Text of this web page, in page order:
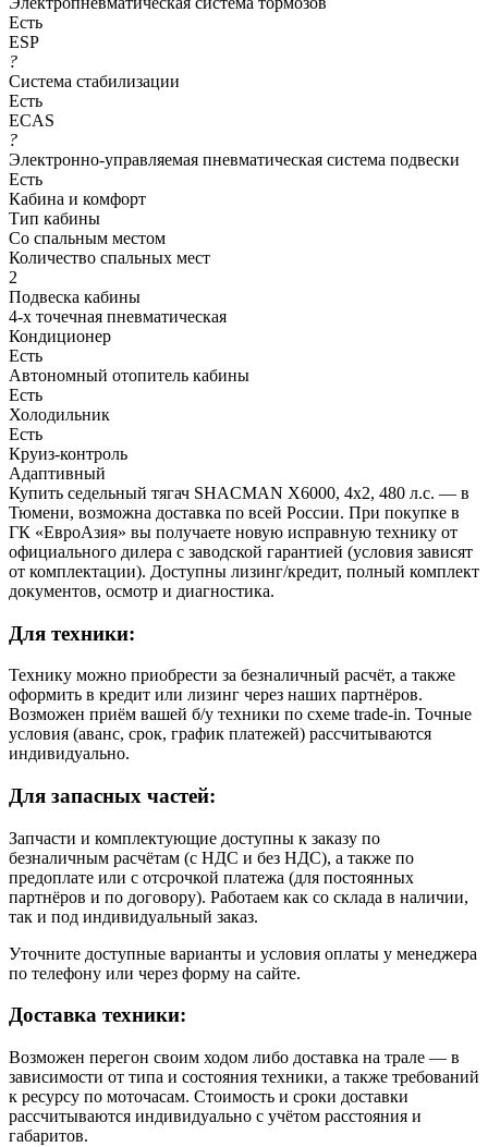
Есть
ESP
?
Система стабилизации
Есть
ECAS
?
Электронно-управляемая пневматическая система подвески
Есть
Кабина и комфорт
Тип кабины
Со спальным местом
Количество спальных мест
2
Подвеска кабины
4-х точечная пневматическая
Кондиционер
Есть
Автономный отопитель кабины
Есть
Холодильник
Есть
Круиз-контроль
Адаптивный
Купить седельный тягач SHACMAN X6000, 4x2, 480 л.с. — в
Тюмени, возможна доставка по всей России. При покупке в
ГК «ЕвроАзия» вы получаете новую исправную технику от
официального дилера с заводской гарантией (условия зависят
от комплектации). Доступны лизинг/кредит, полный комплект
документов, осмотр и диагностика.
Для техники:
Технику можно приобрести за безналичный расчёт, а также
оформить в кредит или лизинг через наших партнёров.
Возможен приём вашей б/у техники по схеме trade-in. Точные
условия (аванс, срок, график платежей) рассчитываются
индивидуально.
Для запасных частей:
Запчасти и комплектующие доступны к заказу по
безналичным расчётам (с НДС и без НДС), а также по
предоплате или с отсрочкой платежа (для постоянных
партнёров и по договору). Работаем как со склада в наличии,
так и под индивидуальный заказ.
Уточните доступные варианты и условия оплаты у менеджера
по телефону или через форму на сайте.
Доставка техники:
Возможен перегон своим ходом либо доставка на трале — в
зависимости от типа и состояния техники, а также требований
к ресурсу по моточасам. Стоимость и сроки доставки
рассчитываются индивидуально с учётом расстояния и
габаритов.